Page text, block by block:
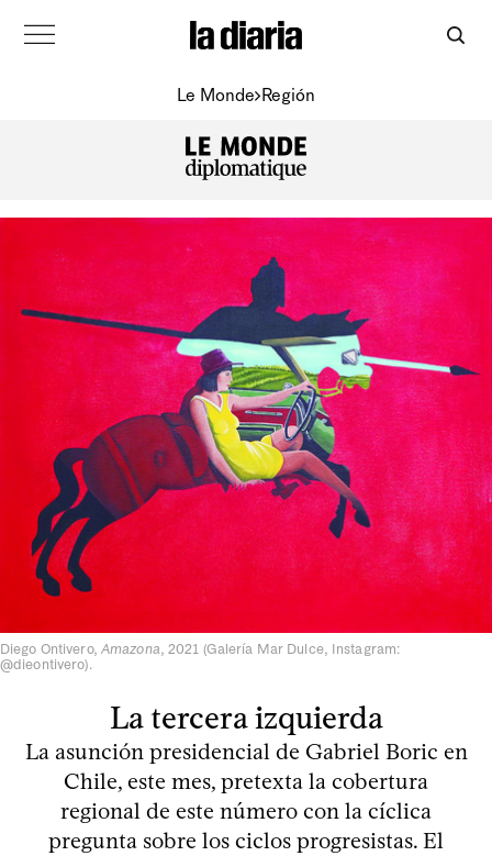
Le Monde Región
Diego Ontivero, Amazona, 2021 (Galería Mar Dulce, Instagram:
@dieontivero).
La tercera izquierda
La asunción presidencial de Gabriel Boric en
Chile, este mes, pretexta la cobertura
regional de este número con la cíclica
pregunta sobre los ciclos progresistas. El